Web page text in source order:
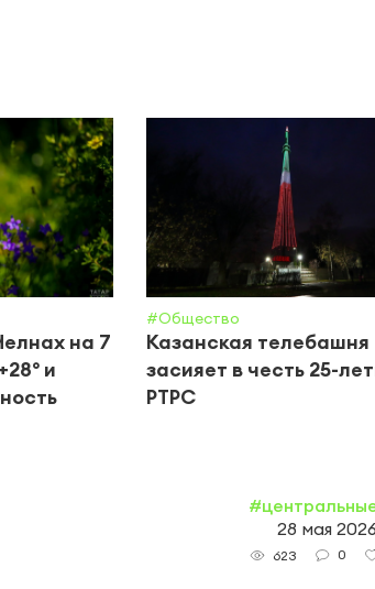
на 7
и
#Общество
Казанская телебашня
засияет в честь 25-
РТРС
28 мая
623 0